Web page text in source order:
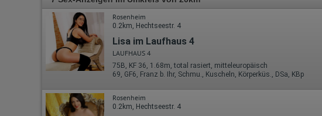
Rosenheim
0.2km, Hechtseestr. 4
Lisa im Laufhaus 4
LAUFHAUS 4
75B, KF 36, 1.68m, total rasiert, mitteleuropäisch
69, GF6, Franz b. Ihr, Schmu., Kuscheln, Körperküs., DSa, KBp
Rosenheim
0.2km, Hechtseestr. 4